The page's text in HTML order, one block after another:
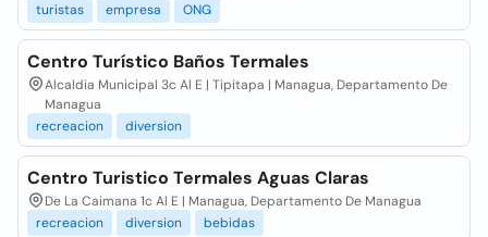
turistas
empresa ONG
Centro Turístico Baños Termales
Alcaldia Municipal 3c Al E | Tipitapa | Managua, Departamento De
Managua
recreacion
diversion
Centro Turistico Termales Aguas Claras
De La Caimana 1c Al E | Managua, Departamento De Managua
recreacion
diversion bebidas